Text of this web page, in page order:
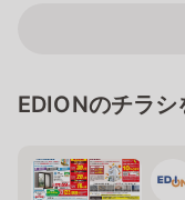
EDIONのチラシ